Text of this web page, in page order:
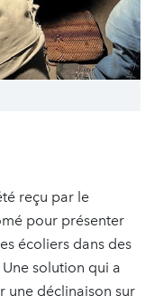
reçu par le
pour présenter
écoliers dans des
solution qui a
une déclinaison sur